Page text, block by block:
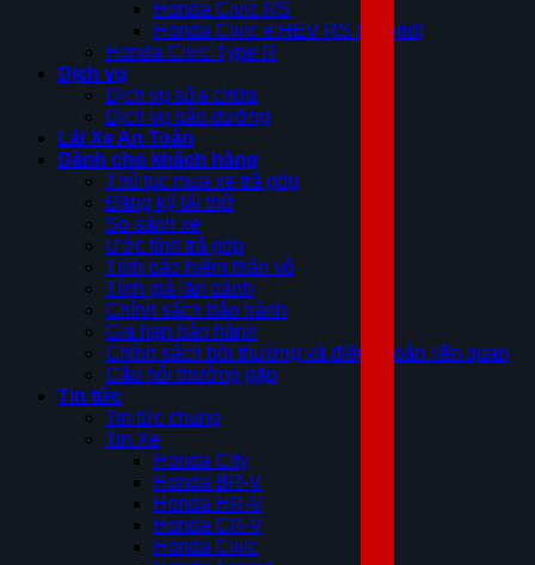
Honda Civic RS
Honda Civic e:HEV RS (Hybrid)
Honda Civic Type R
Dịch vụ
Dịch vụ sửa chữa
Dịch vụ bảo dưỡng
Lái Xe An Toàn
Dành cho khách hàng
Thủ tục mua xe trả góp
Đăng ký lái thử
So sánh xe
Ước tính trả góp
Tính bảo hiểm thân vỏ
Tính giá lăn bánh
Chính sách bảo hành
Gia hạn bảo hành
Chính sách bồi thường và điều khoản liên quan
Câu hỏi thưởng gặp
Tin tức
Tin tức chung
Tin Xe
Honda City
Honda BR-V
Honda HR-V
Honda CR-V
Honda Civic